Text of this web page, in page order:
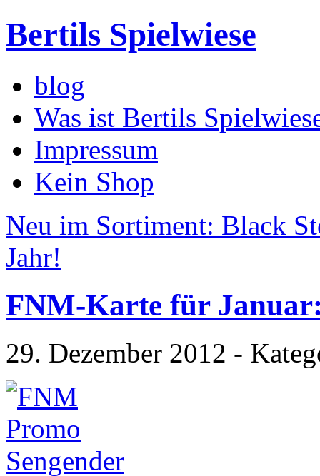
Bertils Spielwiese
blog
Was ist Bertils
Impressum
Kein Shop
Neu im Sortiment: Black
Jahr!
FNM-Karte für Januar:
29. Dezember 2012 -